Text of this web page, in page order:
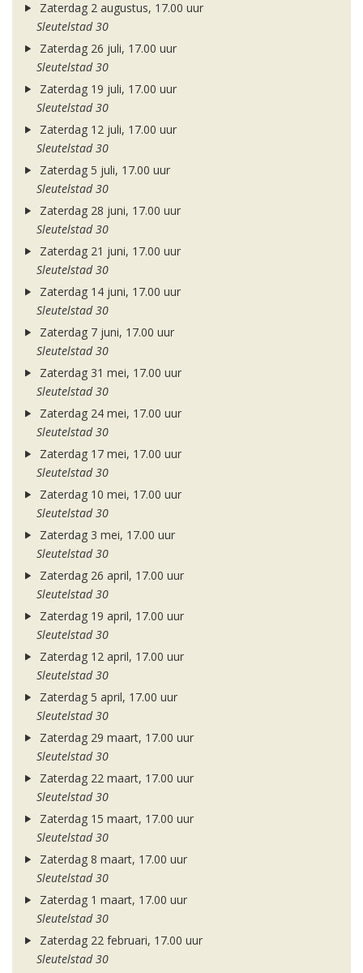
Zaterdag 2 augustus, 17.00 uur
Sleutelstad 30
Zaterdag 26 juli, 17.00 uur
Sleutelstad 30
Zaterdag 19 juli, 17.00 uur
Sleutelstad 30
Zaterdag 12 juli, 17.00 uur
Sleutelstad 30
Zaterdag 5 juli, 17.00 uur
Sleutelstad 30
Zaterdag 28 juni, 17.00 uur
Sleutelstad 30
Zaterdag 21 juni, 17.00 uur
Sleutelstad 30
Zaterdag 14 juni, 17.00 uur
Sleutelstad 30
Zaterdag 7 juni, 17.00 uur
Sleutelstad 30
Zaterdag 31 mei, 17.00 uur
Sleutelstad 30
Zaterdag 24 mei, 17.00 uur
Sleutelstad 30
Zaterdag 17 mei, 17.00 uur
Sleutelstad 30
Zaterdag 10 mei, 17.00 uur
Sleutelstad 30
Zaterdag 3 mei, 17.00 uur
Sleutelstad 30
Zaterdag 26 april, 17.00 uur
Sleutelstad 30
Zaterdag 19 april, 17.00 uur
Sleutelstad 30
Zaterdag 12 april, 17.00 uur
Sleutelstad 30
Zaterdag 5 april, 17.00 uur
Sleutelstad 30
Zaterdag 29 maart, 17.00 uur
Sleutelstad 30
Zaterdag 22 maart, 17.00 uur
Sleutelstad 30
Zaterdag 15 maart, 17.00 uur
Sleutelstad 30
Zaterdag 8 maart, 17.00 uur
Sleutelstad 30
Zaterdag 1 maart, 17.00 uur
Sleutelstad 30
Zaterdag 22 februari, 17.00 uur
Sleutelstad 30